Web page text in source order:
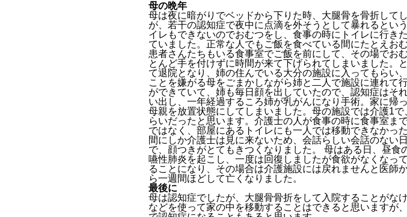
母の晩年
母は夜に暗がりでベッドから下りた時、大腿骨を骨折して
が、若干の認知症で夜中に点滴を外そうとして暴れるとい
イレもできないのでおむつをし、食事の時にトイレに行き
ていました。正常な人でもご飯を食べている間にたとえお
患者さんたちもいる食事室でご飯を前にして、その場でお
とんど手を付けずに時間が来て下げられてしまいました。
て退院となり、姉の住んでいる大分の施設に入ってもらい
ことを嫌がる母をごまかしながら姉と二人で施設に連れて
ができていて、姉も毎日顔を出していたので、認知症はそ
い出し、一年経過するころ姉が乳がんになり手術。家に帰
母親を放置状態にしてしまいました。母の施設では介護1
らいだったと思います。介護士の人が食事の時に食事室ま
ではなく、部屋にあるトイレにも一人では移動できなかっ
間にしか介護士は見に来ないため、会話らしい会話のない
で、顔つきがとてもきつくなりました。 母はある日、昼
嚥性肺炎を起こし、一度は回復しましたが食欲がなくなっ
ることになり、その場合は介護施設には戻れませんと医師
ら一週間ほどして亡くなりました。
最後に
母は認知症でしたが、大腿骨骨折をして入院することがな
などを使って家の中を移動することはできると思いますが